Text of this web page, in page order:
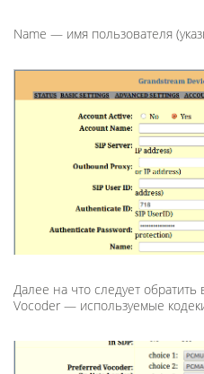
Name — имя пользователя
Далее на что следует
Vocoder — используемые